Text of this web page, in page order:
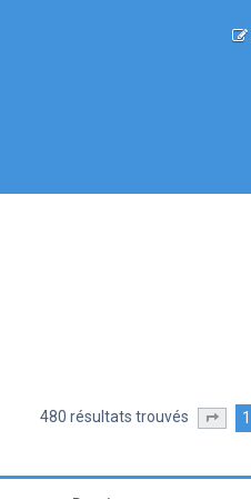
480 résultats trouvés Page1